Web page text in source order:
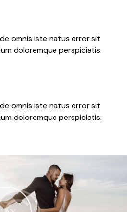
omnis iste natus error sit
doloremque perspiciatis.
omnis iste natus error sit
doloremque perspiciatis.